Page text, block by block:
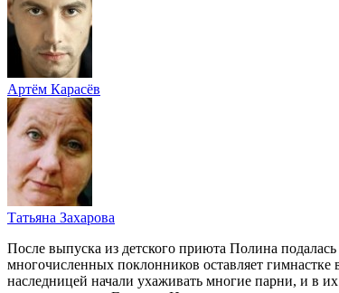
Артём Карасёв
Татьяна Захарова
После выпуска из детского приюта Полина
многочисленных поклонников оставляет
наследницей начали ухаживать многие парни, и в